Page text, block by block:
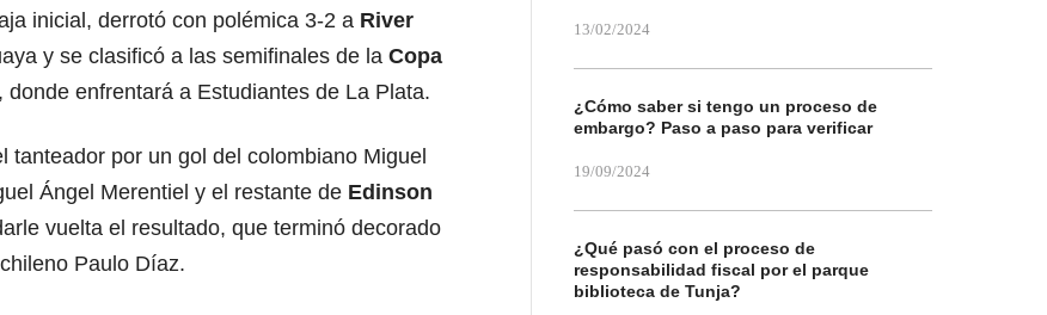
inicial, derrotó con polémica 3-2 a River
y se clasificó a las semifinales de la Copa
, donde enfrentará a Estudiantes de La Plata.
tanteador por un gol del colombiano Miguel
Ángel Merentiel y el restante de Edinson
vuelta el resultado, que terminó decorado
Paulo Díaz.
13/02/2024
¿Cómo saber si tengo un proceso de
embargo? Paso a paso para verificar
19/09/2024
¿Qué pasó con el proceso de
responsabilidad fiscal por el parque
biblioteca de Tunja?